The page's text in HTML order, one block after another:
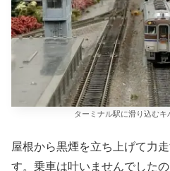
ターミナル駅に滑り込むキ
屋根から黒煙を立ち上げて力
す。乗車は叶いませんでした